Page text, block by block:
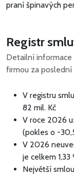
praní špinavých
Registr
Detailní informace
firmou za poslední
V registru
82 mil. Kč
V roce 2026
(pokles o -
V 2026
je celkem 1,33
Největší